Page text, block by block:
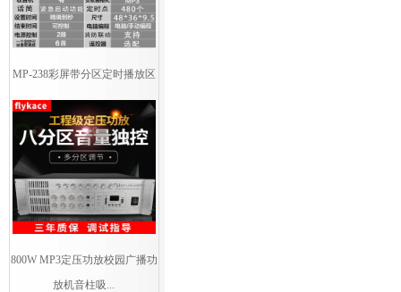
MP-238彩屏带分区定时播放区
800W MP3定压功放校园广播功
放机音柱吸...